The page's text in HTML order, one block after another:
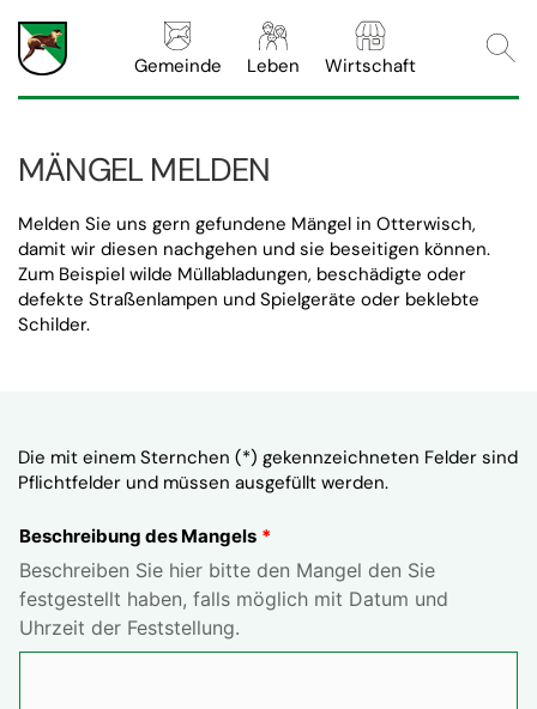
Gemeinde Leben Wirtschaft
MÄNGEL MELDEN
Melden Sie uns gern gefundene Mängel in Otterwisch,
damit wir diesen nachgehen und sie beseitigen können.
Zum Beispiel wilde Müllabladungen, beschädigte oder
defekte Straßenlampen und Spielgeräte oder beklebte
Schilder.
Die mit einem Sternchen (*) gekennzeichneten Felder sind
Pflichtfelder und müssen ausgefüllt werden.
Beschreibung des Mangels
Beschreiben Sie hier bitte den Mangel den Sie
festgestellt haben, falls möglich mit Datum und
Uhrzeit der Feststellung.